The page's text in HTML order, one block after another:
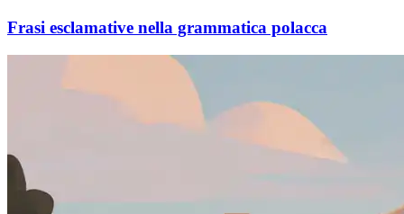
Frasi esclamative nella grammatica polacca